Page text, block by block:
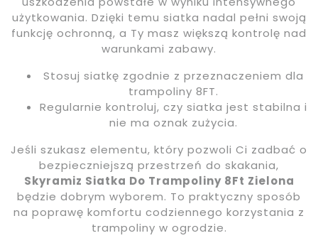
użytkowania. Dzięki temu siatka nadal pełni swoją
funkcję ochronną, a Ty masz większą kontrolę nad
warunkami zabawy.
Stosuj siatkę zgodnie z przeznaczeniem dla
trampoliny 8FT.
Regularnie kontroluj, czy siatka jest stabilna i
nie ma oznak zużycia.
Jeśli szukasz elementu, który pozwoli Ci zadbać o
bezpieczniejszą przestrzeń do skakania,
Skyramiz Siatka Do Trampoliny 8Ft Zielona
będzie dobrym wyborem. To praktyczny sposób
na poprawę komfortu codziennego korzystania z
trampoliny w ogrodzie.